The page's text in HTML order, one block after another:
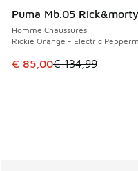
Puma Mb.05 Rick&morty
Homme Chaussures
Rickie Orange - Electric
Cet article est en
€ 85,00€ 134,99